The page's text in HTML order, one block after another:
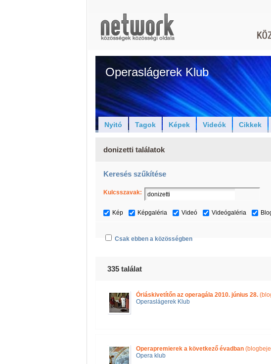
Operaslágerek Klub
Nyitó Tagok Képek Videók Cikkek
donizetti találatok
Keresés szűkítése
Kulcsszavak:
Kép Képgaléria Videó Videógaléria
Csak ebben a közösségben
335 találat
Óriáskivetítőn az operagála 2010. június 28.
Operaslágerek Klub
Operapremierek a következő évadban
Opera klub